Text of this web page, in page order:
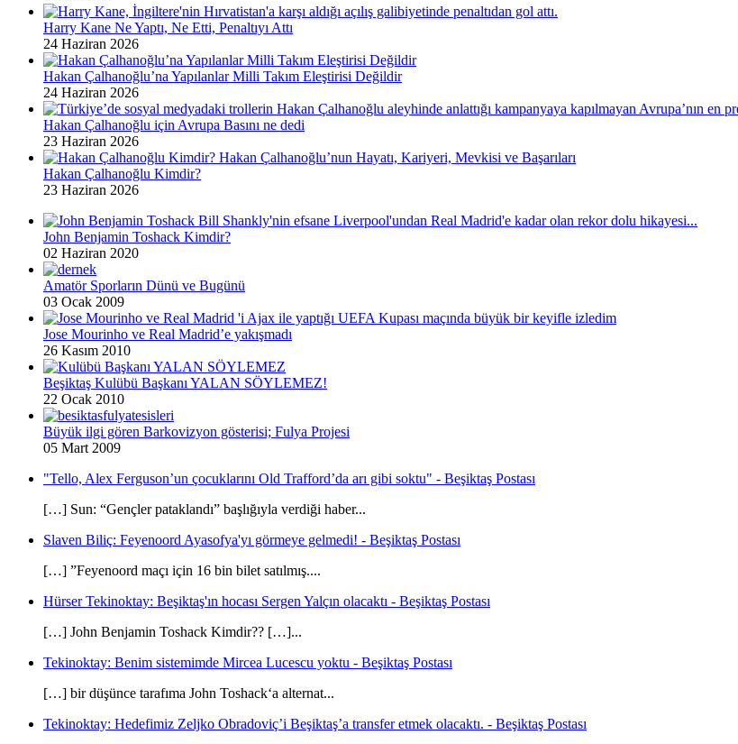
Harry Kane Ne Yaptı, Ne Etti, Penaltıyı Attı
24 Haziran 2026
Hakan Çalhanoğlu’na Yapılanlar Milli Takım Eleştirisi Değildir
24 Haziran 2026
Hakan Çalhanoğlu için Avrupa Basını ne dedi
23 Haziran 2026
Hakan Çalhanoğlu Kimdir?
23 Haziran 2026
John Benjamin Toshack Kimdir?
02 Haziran 2020
Amatör Sporların Dünü ve Bugünü
03 Ocak 2009
Jose Mourinho ve Real Madrid’e yakışmadı
26 Kasım 2010
Beşiktaş Kulübü Başkanı YALAN SÖYLEMEZ!
22 Ocak 2010
Büyük ilgi gören Barkovizyon gösterisi; Fulya Projesi
05 Mart 2009
"Tello, Alex Ferguson’un çocuklarını Old Trafford’da arı gibi soktu" - Beşiktaş Postası
[…] Sun: “Gençler pataklandı” başlığıyla verdiği haber...
Slaven Biliç: Feyenoord Ayasofya'yı görmeye gelmedi! - Beşiktaş Postası
[…] ”Feyenoord maçı için 16 bin bilet satılmış....
Hürser Tekinoktay: Beşiktaş'ın hocası Sergen Yalçın olacaktı - Beşiktaş Postası
[…] John Benjamin Toshack Kimdir?? […]...
Tekinoktay: Benim sistemimde Mircea Lucescu yoktu - Beşiktaş Postası
[…] bir düşünce tarafıma John Toshack‘a alternat...
Tekinoktay: Hedefimiz Zeljko Obradoviç’i Beşiktaş’a transfer etmek olacaktı. - Beşiktaş Postası